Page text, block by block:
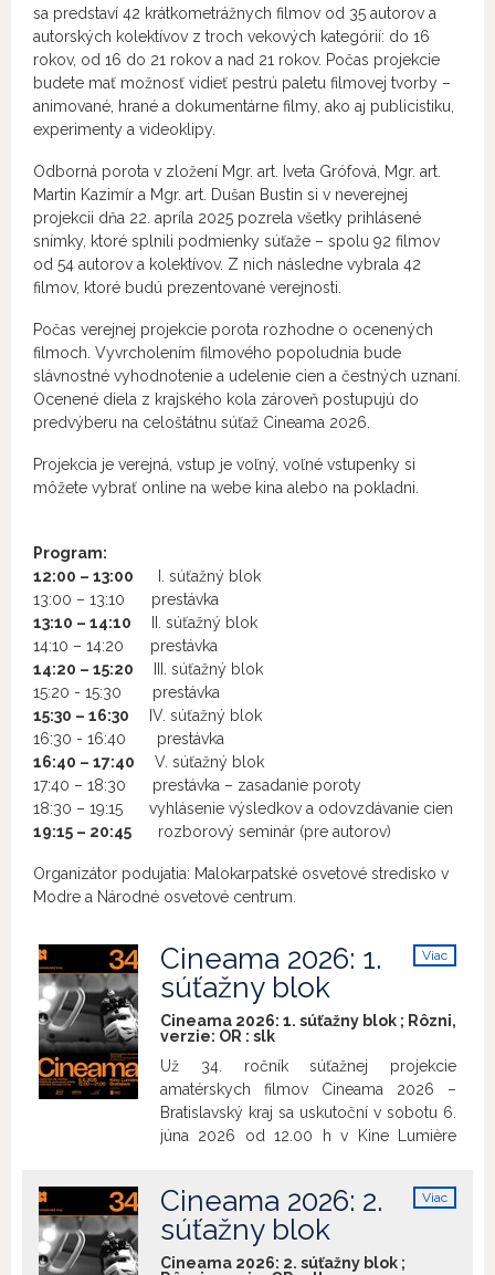
sa predstaví 42 krátkometrážnych filmov od 35 autorov a
autorských kolektívov z troch vekových kategórií: do 16
rokov, od 16 do 21 rokov a nad 21 rokov. Počas projekcie
budete mať možnosť vidieť pestrú paletu filmovej tvorby –
animované, hrané a dokumentárne filmy, ako aj publicistiku,
experimenty a videoklipy.
Odborná porota v zložení Mgr. art. Iveta Grófová, Mgr. art.
Martin Kazimír a Mgr. art. Dušan Bustin si v neverejnej
projekcii dňa 22. apríla 2025 pozrela všetky prihlásené
snímky, ktoré splnili podmienky súťaže – spolu 92 filmov
od 54 autorov a kolektívov. Z nich následne vybrala 42
filmov, ktoré budú prezentované verejnosti.
Počas verejnej projekcie porota rozhodne o ocenených
filmoch. Vyvrcholením filmového popoludnia bude
slávnostné vyhodnotenie a udelenie cien a čestných uznaní.
Ocenené diela z krajského kola zároveň postupujú do
predvýberu na celoštátnu súťaž Cineama 2026.
Projekcia je verejná, vstup je voľný, voľné vstupenky si
môžete vybrať online na webe kina alebo na pokladni.
Program:
12:00 – 13:00
I. súťažný blok
13:00 – 13:10 prestávka
13:10 – 14:10
II. súťažný blok
14:10 – 14:20 prestávka
14:20 – 15:20
III. súťažný blok
15:20 - 15:30 prestávka
15:30 – 16:30
IV. súťažný blok
16:30 - 16:40 prestávka
16:40 – 17:40 V. súťažný blok
17:40 – 18:30 prestávka – zasadanie poroty
18:30 – 19:15 vyhlásenie výsledkov a odovzdávanie cien
19:15 – 20:45 rozborový seminár (pre autorov)
Organizátor podujatia: Malokarpatské osvetové stredisko v
Modre a Národné osvetové centrum.
Viac
Cineama 2026: 1.
súťažny blok
Cineama 2026: 1. súťažny blok ; Rôzni,
verzie: OR : slk
Už 34. ročník súťažnej projekcie
amatérskych filmov Cineama 2026 –
Bratislavský kraj sa uskutoční v sobotu 6.
júna 2026 od 12.00 h v Kine Lumière
35 autorov a autorských kolektívov z
troch vekových kategórií: do 16 rokov, od
16 do 21 rokov a nad 21 rokov. Počas
Viac
Cineama 2026: 2.
súťažny blok
Cineama 2026: 2. súťažny blok ;